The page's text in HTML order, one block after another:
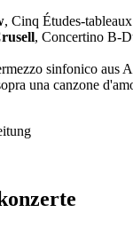
, Cinq Études-
, Concertino B-
sinfonico aus
una canzone